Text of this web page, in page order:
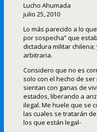
Lucho Ahumada
julio 25, 2010
Lo más parecido a lo
por sospecha” que
dictadura militar
arbitraria.
Considero que no es
solo con el hecho de
sientan con ganas de
estados, liberando a
ilegal. Me huele que se
las cuales se tratarán
los que están legal-